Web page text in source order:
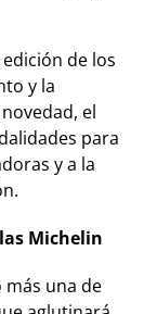
de los
y la
el
para
y a la
Michelin
más una de